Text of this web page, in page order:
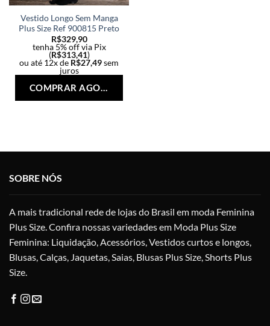
Vestido Longo Sem Manga
Plus Size Ref 900815 Preto
R$329,90
tenha 5% off via Pix
(R$313,41)
ou até 12x de R$27,49sem
juros
COMPRAR AGORA
na
página
do
produto
SOBRE NÓS
A mais tradicional rede de lojas do Brasil em moda Feminina
Plus Size. Confira nossas variedades em Moda Plus Size
Feminina: Liquidação, Acessórios, Vestidos curtos e longos,
Blusas, Calças, Jaquetas, Saias, Blusas Plus Size, Shorts Plus
Size.